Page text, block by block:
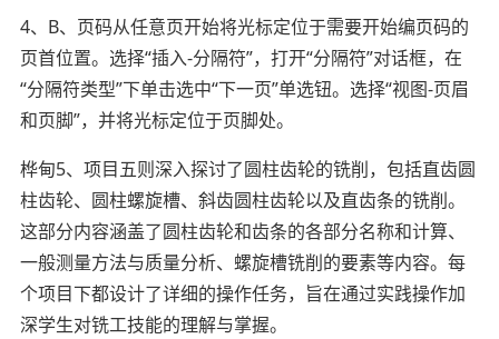
4、B、页码从任意页开始将光标定位于需要开始编页码的
页首位置。选择“插入-分隔符”，打开“分隔符”对话框，在
“分隔符类型”下单击选中“下一页”单选钮。选择“视图-页眉
和页脚”，并将光标定位于页脚处。
桦甸5、项目五则深入探讨了圆柱齿轮的铣削，包括直齿圆
柱齿轮、圆柱螺旋槽、斜齿圆柱齿轮以及直齿条的铣削。
这部分内容涵盖了圆柱齿轮和齿条的各部分名称和计算、
一般测量方法与质量分析、螺旋槽铣削的要素等内容。每
个项目下都设计了详细的操作任务，旨在通过实践操作加
深学生对铣工技能的理解与掌握。